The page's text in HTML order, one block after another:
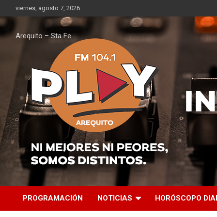
al
contenido
viernes, agosto 7, 2026
Arequito – Sta Fe
PROGRAMACIÓN NOTICIAS HORÓSCOPO